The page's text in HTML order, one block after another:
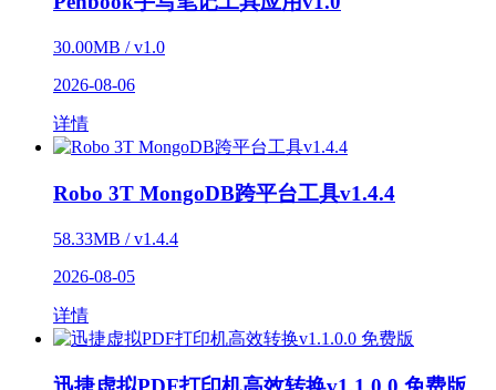
30.00MB / v1.0
2026-08-06
详情
Robo 3T MongoDB跨平台工具v1.4.4
58.33MB / v1.4.4
2026-08-05
详情